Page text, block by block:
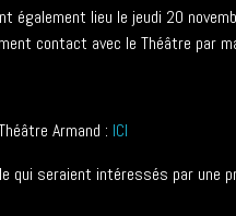
également lieu le jeudi 20
contact avec le Théâtre par
Armand : ICI
seraient intéressés par une